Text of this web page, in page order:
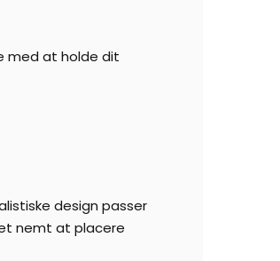
med at holde dit
design passer
nemt at placere